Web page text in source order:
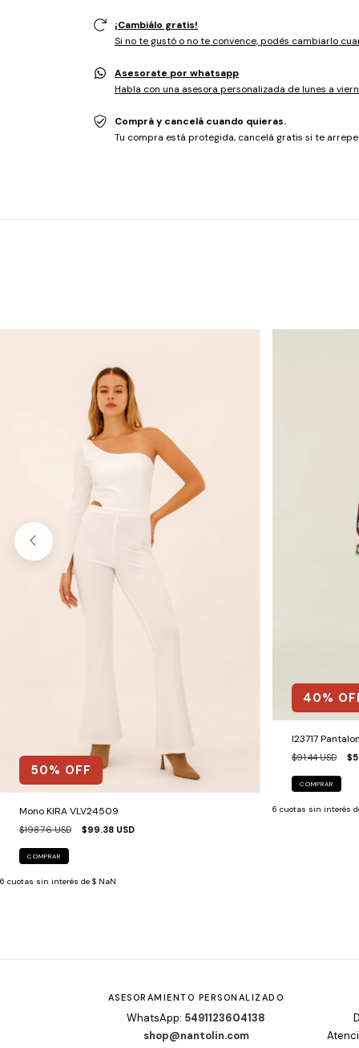
¡Cambiálo gratis!
Si no te gustó o no te convence, podés cambiarlo
Asesorate por whatsapp
Habla con una asesora personalizada de lunes a
Comprá y cancelá cuando quieras.
Tu compra está protegida, cancelá gratis si te
50% OFF
Mono KIRA VLV24509
$198.76 USD $99.38 USD
COMPRAR
6 cuotas sin interés de $ NaN
40%
I23717
$91.44 USD
COMPRAR
6 cuotas sin interés
ASESORAMIENTO PERSONALIZADO
WhatsApp: 5491123604138
shop@nantolin.com